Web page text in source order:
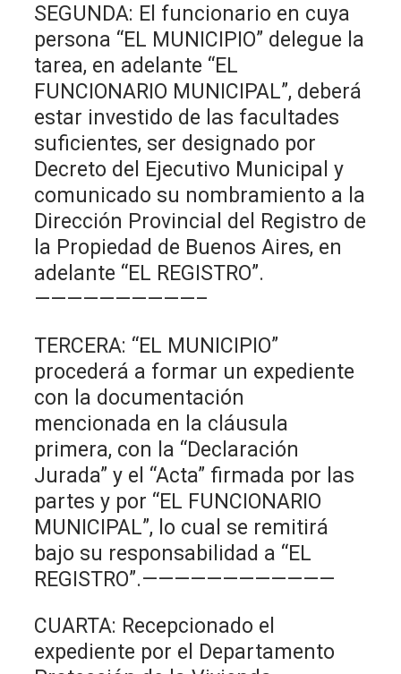
SEGUNDA: El funcionario en cuya
persona “EL MUNICIPIO” delegue la
tarea, en adelante “EL
FUNCIONARIO MUNICIPAL”, deberá
estar investido de las facultades
suficientes, ser designado por
Decreto del Ejecutivo Municipal y
comunicado su nombramiento a la
Dirección Provincial del Registro de
la Propiedad de Buenos Aires, en
adelante “EL REGISTRO”.
——————————–
TERCERA: “EL MUNICIPIO”
procederá a formar un expediente
con la documentación
mencionada en la cláusula
primera, con la “Declaración
Jurada” y el “Acta” firmada por las
partes y por “EL FUNCIONARIO
MUNICIPAL”, lo cual se remitirá
bajo su responsabilidad a “EL
REGISTRO”.————————————
CUARTA: Recepcionado el
expediente por el Departamento